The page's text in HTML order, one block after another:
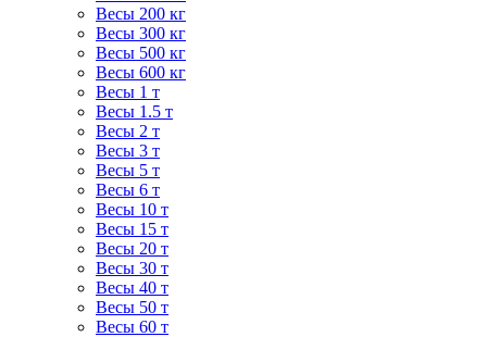
Весы 200 кг
Весы 300 кг
Весы 500 кг
Весы 600 кг
Весы 1 т
Весы 1.5 т
Весы 2 т
Весы 3 т
Весы 5 т
Весы 6 т
Весы 10 т
Весы 15 т
Весы 20 т
Весы 30 т
Весы 40 т
Весы 50 т
Весы 60 т